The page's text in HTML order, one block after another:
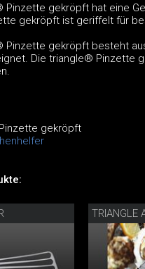
Pinzette gekröpft hat eine
gekröpft ist geriffelt für
Pinzette gekröpft besteht
Die triangle® Pinzette
gekröpft
TRIANGLE